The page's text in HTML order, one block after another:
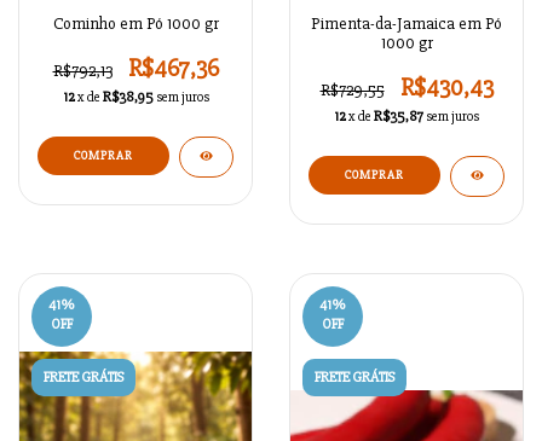
Cominho em Pó 1000 gr
R$792,13 R$467,36
12x de R$38,95 sem juros
Pimenta-da-Jamaica em Pó
1000 gr
R$729,55 R$430,43
12x de R$35,87 sem juros
41%
OFF
FRETE GRÁTIS
41%
OFF
FRETE GRÁTIS